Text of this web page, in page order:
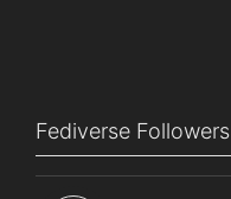
Fediverse Followers